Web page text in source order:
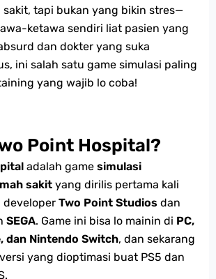
sakit, tapi bukan yang bikin stres—
ketawa sendiri liat pasien yang
dan dokter yang suka
ini salah satu game simulasi paling
yang wajib lo coba!
Point Hospital?
adalah game simulasi
sakit yang dirilis pertama kali
developer Two Point Studios dan
SEGA. Game ini bisa lo mainin di PC,
dan Nintendo Switch, dan sekarang
yang dioptimasi buat PS5 dan